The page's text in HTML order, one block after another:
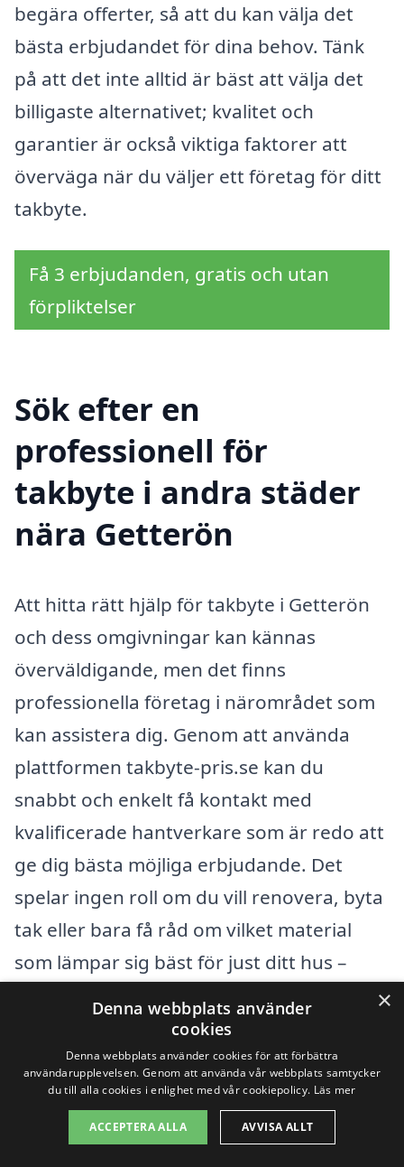
begära offerter, så att du kan välja det
bästa erbjudandet för dina behov. Tänk
på att det inte alltid är bäst att välja det
billigaste alternativet; kvalitet och
garantier är också viktiga faktorer att
överväga när du väljer ett företag för ditt
takbyte.
Få 3 erbjudanden, gratis och utan
förpliktelser
Sök efter en
professionell för
takbyte i andra städer
nära Getterön
Att hitta rätt hjälp för takbyte i Getterön
och dess omgivningar kan kännas
överväldigande, men det finns
professionella företag i närområdet som
kan assistera dig. Genom att använda
plattformen takbyte-pris.se kan du
snabbt och enkelt få kontakt med
kvalificerade hantverkare som är redo att
ge dig bästa möjliga erbjudande. Det
spelar ingen roll om du vill renovera, byta
tak eller bara få råd om vilket material
som lämpar sig bäst för just ditt hus –
Getterön ligger i en vacker del av Sverige
och har flera omkringliggande städer där
du kan hitta expertis för takbyte. Här är
några av dessa städer:
×
Denna webbplats använder
cookies
Denna webbplats använder cookies för att förbättra
användarupplevelsen. Genom att använda vår webbplats samtycker
du till alla cookies i enlighet med vår cookiepolicy. Läs mer
ACCEPTERA ALLA AVVISA ALLT